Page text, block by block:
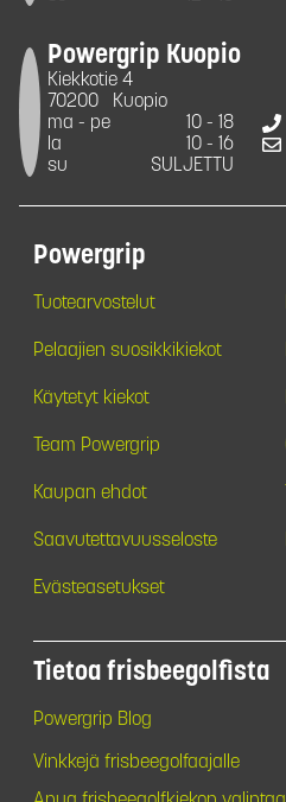
Powergrip Kuopio
Kiekkotie 4
70200
Kuopio
ma - pe
10 - 18
la
10 - 16
su
SULJETTU
Powergrip
Tuotearvostelut
Pelaajien suosikkikiekot
Käytetyt kiekot
Team Powergrip
Kaupan ehdot
Saavutettavuusseloste
Evästeasetukset
Tietoa frisbeegolfista
Powergrip Blog
Vinkkejä frisbeegolfaajalle